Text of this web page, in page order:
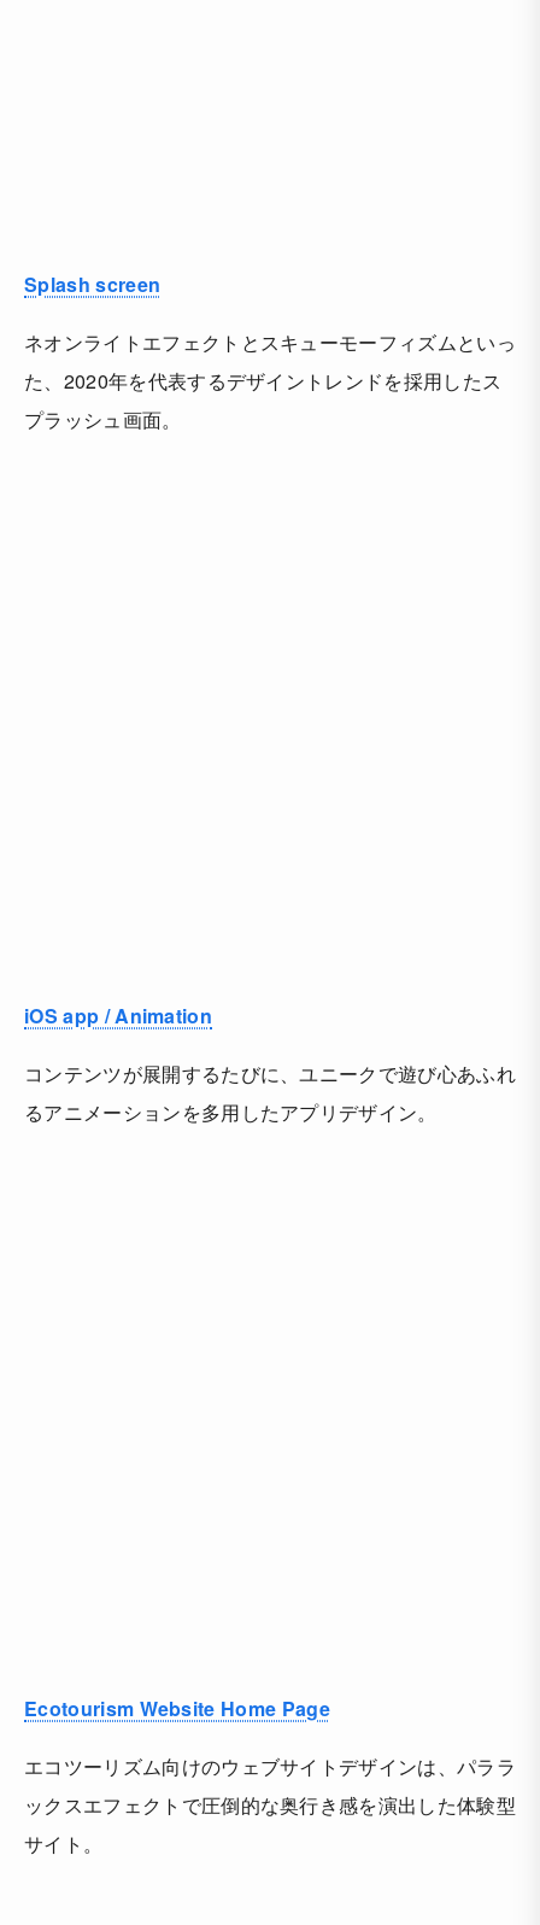
Splash screen
ネオンライトエフェクトとスキューモーフィズムといっ
た、2020年を代表するデザイントレンドを採用したス
プラッシュ画面。
iOS app / Animation
コンテンツが展開するたびに、ユニークで遊び心あふれ
るアニメーションを多用したアプリデザイン。
Ecotourism Website Home Page
エコツーリズム向けのウェブサイトデザインは、パララ
ックスエフェクトで圧倒的な奥行き感を演出した体験型
サイト。